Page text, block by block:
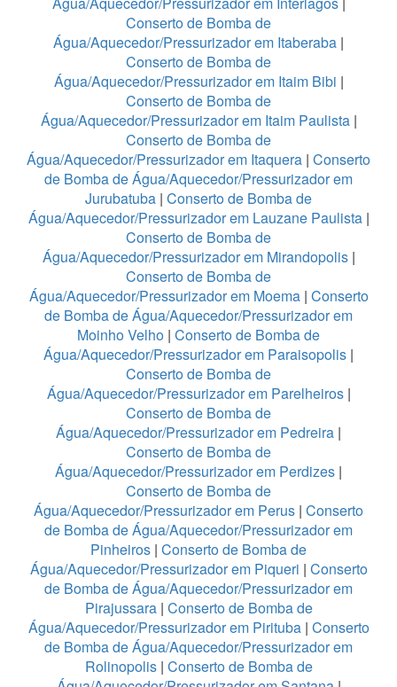
Conserto de Bomba de
Água/Aquecedor/Pressurizador em Itaberaba |
Conserto de Bomba de
Água/Aquecedor/Pressurizador em Itaim Bibi |
Conserto de Bomba de
Água/Aquecedor/Pressurizador em Itaim Paulista |
Conserto de Bomba de
Água/Aquecedor/Pressurizador em Itaquera | Conserto
de Bomba de Água/Aquecedor/Pressurizador em
Jurubatuba | Conserto de Bomba de
Água/Aquecedor/Pressurizador em Lauzane Paulista |
Conserto de Bomba de
Água/Aquecedor/Pressurizador em Mirandopolis|
Conserto de Bomba de
Água/Aquecedor/Pressurizador em Moema| Conserto
de Bomba de Água/Aquecedor/Pressurizador em
Moinho Velho | Conserto de Bomba de
Água/Aquecedor/Pressurizador em Paraisopolis |
Conserto de Bomba de
Água/Aquecedor/Pressurizador em Parelheiros|
Conserto de Bomba de
Água/Aquecedor/Pressurizador em Pedreira |
Conserto de Bomba de
Água/Aquecedor/Pressurizador em Perdizes |
Conserto de Bomba de
Água/Aquecedor/Pressurizador em Perus | Conserto
de Bomba de Água/Aquecedor/Pressurizador em
Pinheiros | Conserto de Bomba de
Água/Aquecedor/Pressurizador em Piqueri | Conserto
de Bomba de Água/Aquecedor/Pressurizador em
Pirajussara| Conserto de Bomba de
Água/Aquecedor/Pressurizador em Pirituba| Conserto
de Bomba de Água/Aquecedor/Pressurizador em
Rolinopolis| Conserto de Bomba de